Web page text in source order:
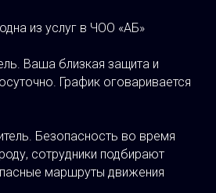
из услуг в ЧОО «АБ»
Ваша близкая защита и
График оговаривается
Безопасность во время
сотрудники подбирают
маршруты движения